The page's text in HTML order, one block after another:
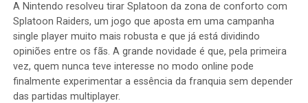
A Nintendo resolveu tirar Splatoon da zona de conforto com
Splatoon Raiders, um jogo que aposta em uma campanha
single player muito mais robusta e que já está dividindo
opiniões entre os fãs. A grande novidade é que, pela primeira
vez, quem nunca teve interesse no modo online pode
finalmente experimentar a essência da franquia sem depender
das partidas multiplayer.